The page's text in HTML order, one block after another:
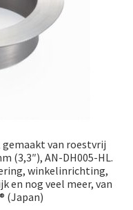
gemaakt van roestvrij
(3,3″), AN-DH005-HL.
winkelinrichting,
en nog veel meer, van
(Japan)